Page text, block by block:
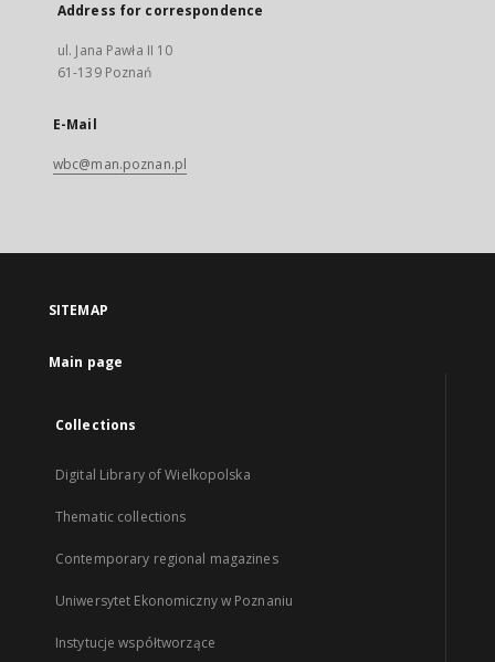
Address for correspondence
ul. Jana Pawła II 10
61-139 Poznań
E-Mail
wbc@man.poznan.pl
SITEMAP
Main page
Collections
Digital Library of Wielkopolska
Thematic collections
Contemporary regional magazines
Uniwersytet Ekonomiczny w Poznaniu
Instytucje współtworzące